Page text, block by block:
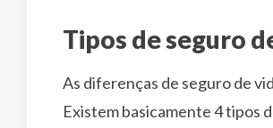
Tipos de seguro
As diferenças de seguro de
Existem basicamente 4 tipos